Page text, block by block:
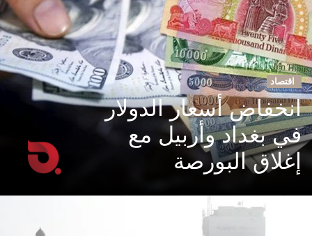
اقتصاد
انخفاض أسعار الدولار
في بغداد وأربيل مع
إغلاق البورصة